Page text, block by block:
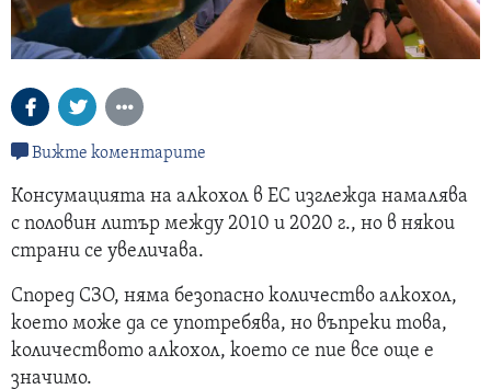
Вижте коментарите
Консумацията на алкохол в ЕС изглежда намалява
с половин литър между 2010 и 2020 г., но в някои
страни се увеличава.
Според СЗО, няма безопасно количество алкохол,
което може да се употребява, но въпреки това,
количеството алкохол, което се пие все още е
значимо.